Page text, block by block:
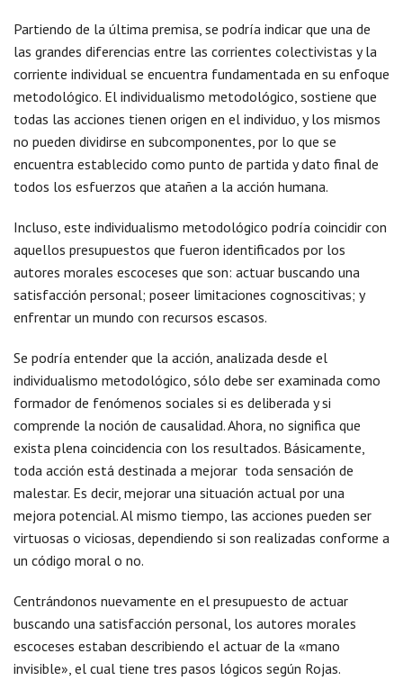
Partiendo de la última premisa, se podría indicar que una de
las grandes diferencias entre las corrientes colectivistas y la
corriente individual se encuentra fundamentada en su enfoque
metodológico. El individualismo metodológico, sostiene que
todas las acciones tienen origen en el individuo, y los mismos
no pueden dividirse en subcomponentes, por lo que se
encuentra establecido como punto de partida y dato final de
todos los esfuerzos que atañen a la acción humana.
Incluso, este individualismo metodológico podría coincidir con
aquellos presupuestos que fueron identificados por los
autores morales escoceses que son: actuar buscando una
satisfacción personal; poseer limitaciones cognoscitivas; y
enfrentar un mundo con recursos escasos.
Se podría entender que la acción, analizada desde el
individualismo metodológico, sólo debe ser examinada como
formador de fenómenos sociales si es deliberada y si
comprende la noción de causalidad. Ahora, no significa que
exista plena coincidencia con los resultados. Básicamente,
toda acción está destinada a mejorar toda sensación de
malestar. Es decir, mejorar una situación actual por una
mejora potencial. Al mismo tiempo, las acciones pueden ser
virtuosas o viciosas, dependiendo si son realizadas conforme a
un código moral o no.
Centrándonos nuevamente en el presupuesto de actuar
buscando una satisfacción personal, los autores morales
escoceses estaban describiendo el actuar de la «mano
invisible», el cual tiene tres pasos lógicos según Rojas.